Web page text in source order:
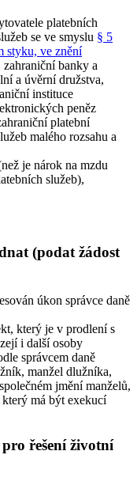
platebních
se ve smyslu § 5
styku, ve znění
banky a
a úvěrní družstva,
instituce
peněz
platební
malého rozsahu a
je nárok na mzdu
služeb),
(podat žádost
úkon správce daně
který je v prodlení s
i další osoby
správcem daně
manžel dlužníka,
jmění manželů,
má být exekucí
řešení životní